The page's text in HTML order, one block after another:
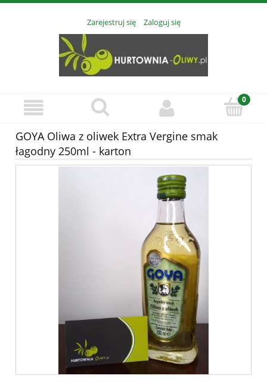
Zarejestruj się Zaloguj się
GOYA Oliwa z oliwek Extra Vergine smak
łagodny 250ml - karton